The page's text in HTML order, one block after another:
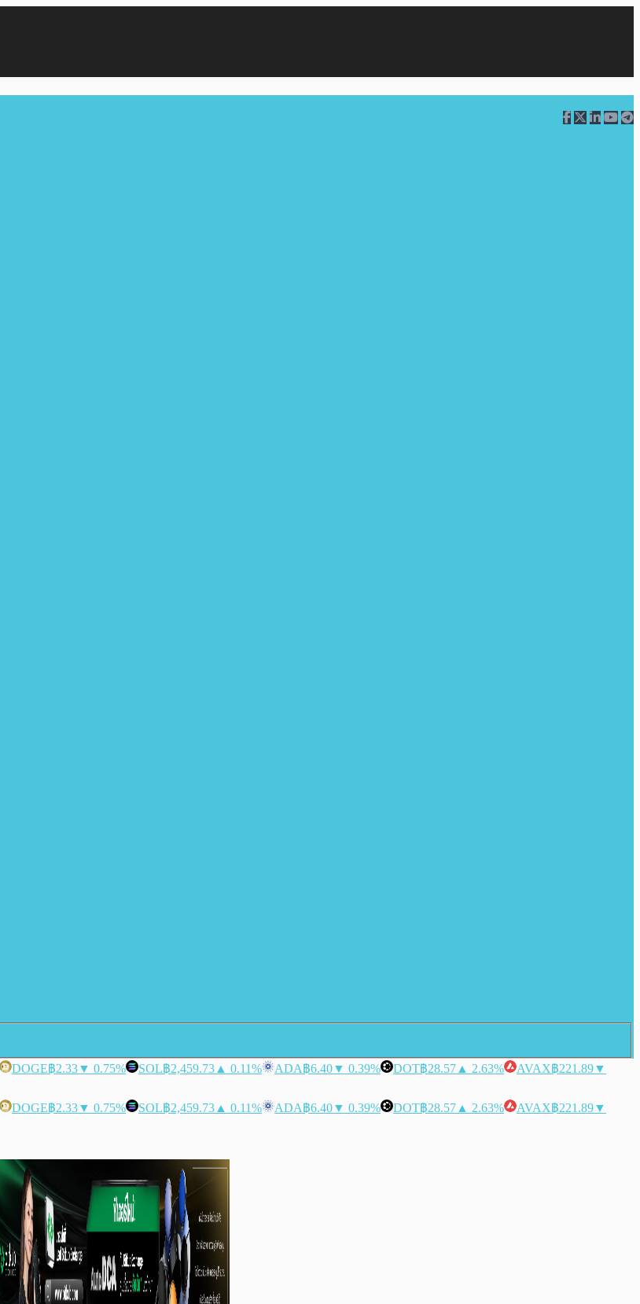
DOGE฿2.33▼ 0.75% SOL฿2,459.73 ▲ 0.11% ADA฿6.40▼ 0.39% DOT฿28.57 ▲ 2.63% AVAX฿221.89▼
DOGE฿2.33▼ 0.75% SOL฿2,459.73 ▲ 0.11% ADA฿6.40▼ 0.39% DOT฿28.57 ▲ 2.63% AVAX฿221.89▼